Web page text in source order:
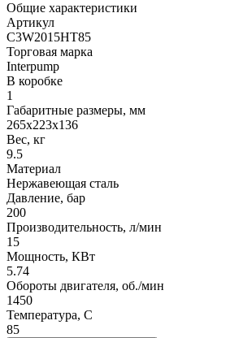
Общие характеристики
Артикул
C3W2015HT85
Торговая марка
Interpump
В коробке
1
Габаритные размеры, мм
265x223x136
Вес, кг
9.5
Материал
Нержавеющая сталь
Давление, бар
200
Производительность, л/мин
15
Мощность, КВт
5.74
Обороты двигателя, об./мин
1450
Температура, C
85